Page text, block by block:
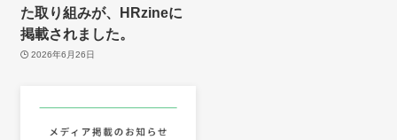
た取り組みが、HRzineに
掲載されました。
2026年6月26日